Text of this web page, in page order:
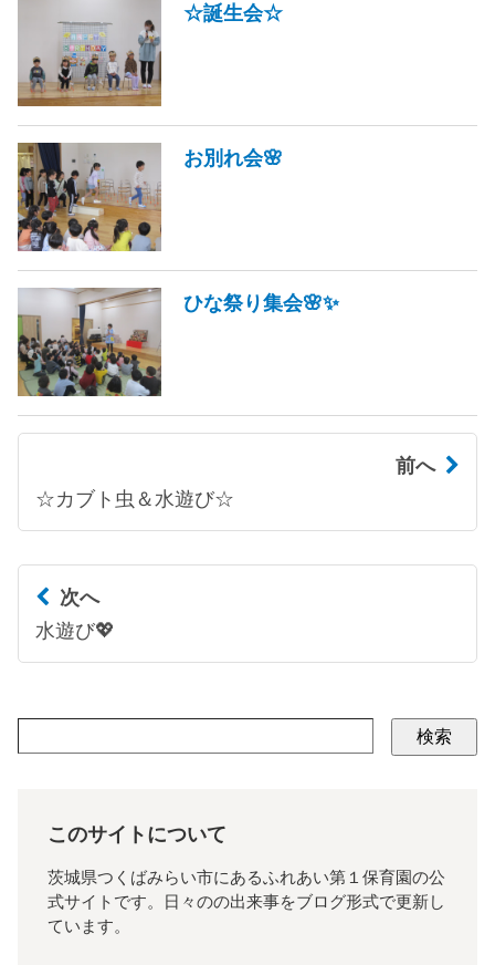
☆誕生会☆
お別れ会🌸
ひな祭り集会🌸✨
前へ
☆カブト虫＆水遊び☆
次へ
水遊び💖
検索
このサイトについて
茨城県つくばみらい市にあるふれあい第１保育園の公
式サイトです。日々のの出来事をブログ形式で更新し
ています。